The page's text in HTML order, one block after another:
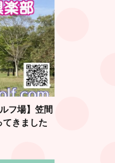
フ場】笠間
きました